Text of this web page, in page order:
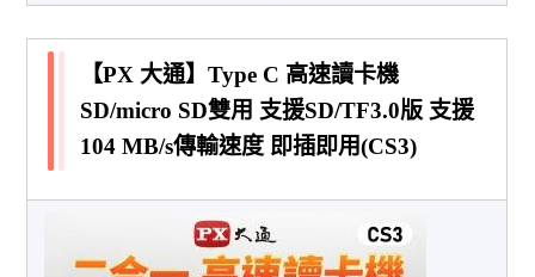
【PX 大通】Type C 高速讀卡機
SD/micro SD雙用 支援SD/TF3.0版 支援
104 MB/s傳輸速度 即插即用(CS3)